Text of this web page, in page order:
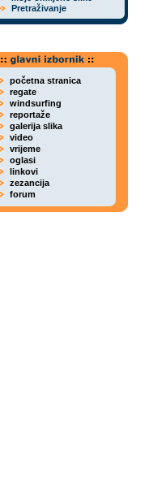
Pretraživanje
početna stranica
regate
windsurfing
reportaže
galerija slika
video
vrijeme
oglasi
linkovi
zezancija
forum